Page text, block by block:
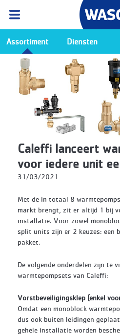
Ga naar de Wasco app
Assortiment Diensten
Caleffi lanceert
voor iedere unit
31/03/2021
Met de in totaal 8
markt brengt, zit er altijd 1 bij
installatie. Voor zowel
split units zijn er 2 keuzes: een
pakket.
De volgende onderdelen zijn te
warmtepompsets van Caleffi:
Vorstbeveiligingsklep (enkel
Omdat een monoblock
dus ook buiten leidingen
gehele installatie worden